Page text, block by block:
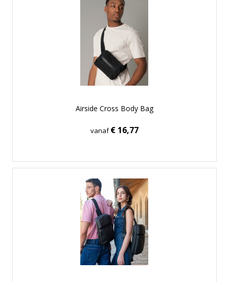
Airside Cross Body Bag
vanaf€ 16,77